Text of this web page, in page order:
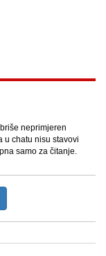
neprimjeren
u chatu nisu stavovi
samo za čitanje.